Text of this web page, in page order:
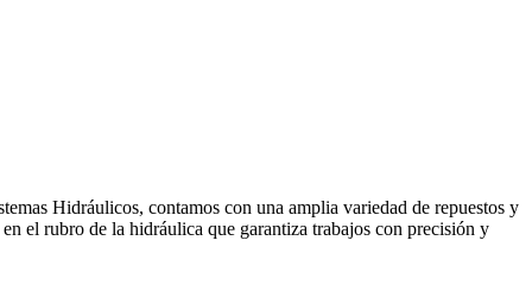
Hidráulicos, contamos con una amplia variedad de repuestos y
el rubro de la hidráulica que garantiza trabajos con precisión y